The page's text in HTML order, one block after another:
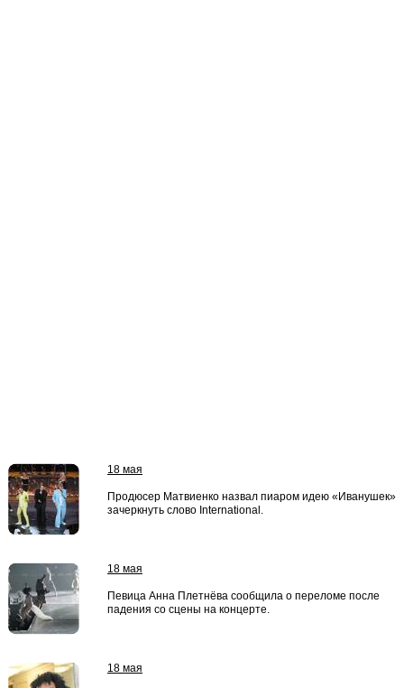
18 мая
Продюсер Матвиенко назвал пиаром идею «Иванушек»
зачеркнуть слово International.
18 мая
Певица Анна Плетнёва сообщила о переломе после
падения со сцены на концерте.
18 мая